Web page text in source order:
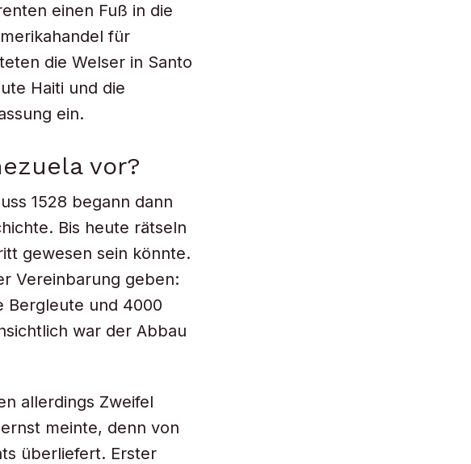
einen Fuß in die
für
die Welser in Santo
Haiti und die
ein.
vor?
1528 begann dann
Bis heute rätseln
gewesen sein könnte.
Vereinbarung geben:
Bergleute und 4000
war der Abbau
allerdings Zweifel
meinte, denn von
überliefert. Erster